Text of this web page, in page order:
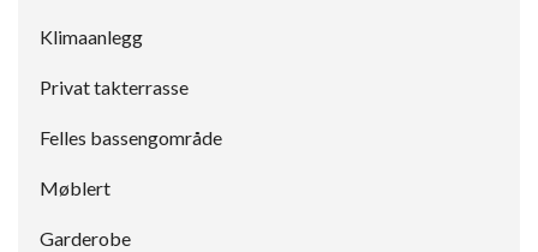
Klimaanlegg
Privat takterrasse
Felles bassengområde
Møblert
Garderobe